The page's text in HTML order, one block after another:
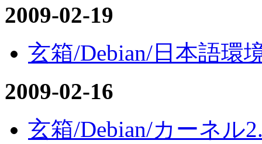
2009-02-19
玄箱/Debian/日本語環
2009-02-16
玄箱/Debian/カーネル